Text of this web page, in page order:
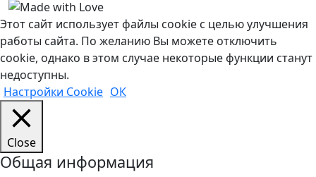
Этот сайт использует файлы cookie с целью улучшения
работы сайта. По желанию Вы можете отключить
cookie, однако в этом случае некоторые функции станут
недоступны.
Настройки Cookie ОК
Close
Общая информация